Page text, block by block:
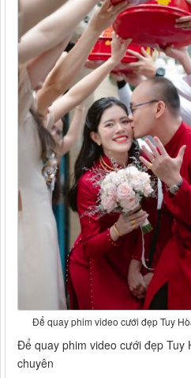
Để quay phim video cưới đẹp Tuy
Để quay phim video cưới đẹp Tuy
chuyên